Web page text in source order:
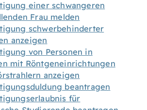
einer schwangeren
Frau melden
schwerbehinderter
anzeigen
von Personen in
mit Röntgeneinrichtungen
anzeigen
beantragen
für